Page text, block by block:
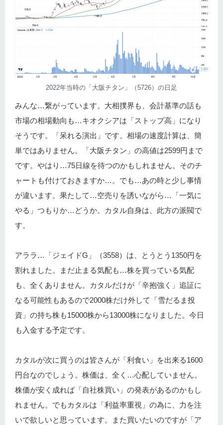
2022年当時の「大阪チタン」（5726）の日足
みんな…繋がっています。大相撲界も、会計基準の話も
市場の相場動向も…キオクシアは「ストップ高」になり
そうです。「呆れる演出」です。相場の速度計算は、簡
単ではありません。「大阪チタン」の高値は2599円まで
です。やはり…75日線を待つのかもしれません。そのチ
ャートも付けておきますか…。でも…あの時と少し事情
が違います。果たして…空売りを誘いながら…「一気に
やる」つもりか…どうか。カタル自身は、此方の派閥で
す。
アララ…「ジェイドG」（3558）は、とうとう1350円を
割れました。まだ止まる気配も…株を買っている気配
も、全くありません。カタルだけが「辛抱強く」追証に
なる可能性もあるので2000株だけ外して「雪だるま投
資」の持ち株も15000株から13000株になりました。今日
も入金する予定です。
カタルが次に買うのは皆さんが「利食い」を出来る1600
円台なのでしょう。株価は、全く…心配していません。
株価が安く成れば「自社株買い」の発表があるのかもし
れません。でもカタルは「利益率重視」の為に、力を注
いで欲しいと思っています。また買いたいのですが「ア